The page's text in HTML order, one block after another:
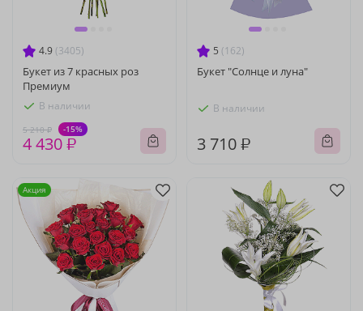
4.9 (3405)
Букет из 7 красных роз
Премиум
В наличии
5 210 ₽ -15%
4 430 ₽
5 (162)
Букет "Солнце и луна"
В наличии
3 710 ₽
Акция